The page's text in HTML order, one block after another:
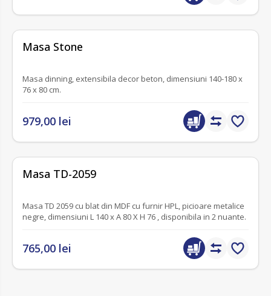
Masa Stone
Masa dinning, extensibila decor beton, dimensiuni 140-180 x
76 x 80 cm.
979,00 lei
Masa TD-2059
Masa TD 2059 cu blat din MDF cu furnir HPL, picioare metalice
negre, dimensiuni L 140 x A 80 X H 76 , disponibila in 2 nuante.
765,00 lei